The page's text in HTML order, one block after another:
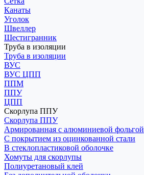
Канаты
Уголок
Швеллер
Шестигранник
Труба в изоляции
Труба в изоляции
ВУС
ВУС ЦПП
ППМ
ППУ
ЦПП
Скорлупа ППУ
Скорлупа ППУ
Армированная с алюминиевой фольгой
С покрытием из оцинкованной стали
В стеклопластиковой оболочке
Хомуты для скорлупы
Полиуретановый клей